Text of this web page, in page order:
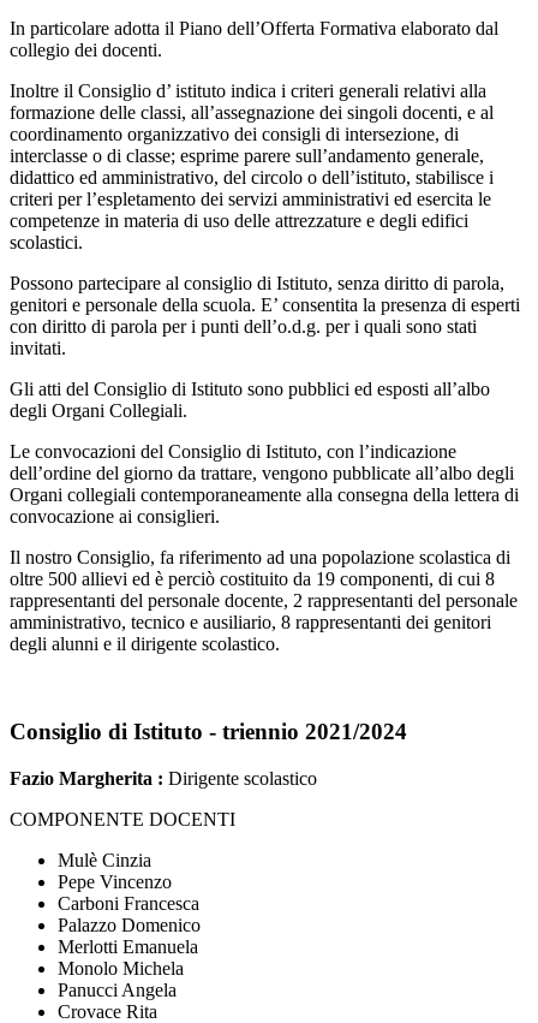
In particolare adotta il Piano dell’Offerta Formativa elaborato dal
collegio dei docenti.
Inoltre il Consiglio d’ istituto indica i criteri generali relativi alla
formazione delle classi, all’assegnazione dei singoli docenti, e al
coordinamento organizzativo dei consigli di intersezione, di
interclasse o di classe; esprime parere sull’andamento generale,
didattico ed amministrativo, del circolo o dell’istituto, stabilisce i
criteri per l’espletamento dei servizi amministrativi ed esercita le
competenze in materia di uso delle attrezzature e degli edifici
scolastici.
Possono partecipare al consiglio di Istituto, senza diritto di parola,
genitori e personale della scuola. E’ consentita la presenza di esperti
con diritto di parola per i punti dell’o.d.g. per i quali sono stati
invitati.
Gli atti del Consiglio di Istituto sono pubblici ed esposti all’albo
degli Organi Collegiali.
Le convocazioni del Consiglio di Istituto, con l’indicazione
dell’ordine del giorno da trattare, vengono pubblicate all’albo degli
Organi collegiali contemporaneamente alla consegna della lettera di
convocazione ai consiglieri.
Il nostro Consiglio, fa riferimento ad una popolazione scolastica di
oltre 500 allievi ed è perciò costituito da 19 componenti, di cui 8
rappresentanti del personale docente, 2 rappresentanti del personale
amministrativo, tecnico e ausiliario, 8 rappresentanti dei genitori
degli alunni e il dirigente scolastico.
Consiglio di Istituto - triennio 2021/2024
Fazio Margherita : Dirigente scolastico
COMPONENTE DOCENTI
Mulè Cinzia
Pepe Vincenzo
Carboni Francesca
Palazzo Domenico
Merlotti Emanuela
Monolo Michela
Panucci Angela
Crovace Rita